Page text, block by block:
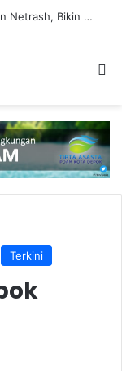
Dosen Ilmu Komputer UPER Kembangkan Netrash, Bikin Pengelolaan Sampah Makin Efisien
Terkini